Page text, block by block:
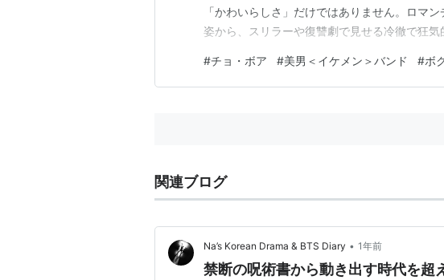
「かわいらしさ」だけではありません。ロマ
姿から、スリラーや復讐劇で見せる冷徹で狂
として成長を続けています。 今回は、そんな
対に見るべきおすすめドラマを年代順に5つ厳
#チョ・ボア #美男＜イケメン＞バンド #ボ
関連ブログ
Na’s Korean Drama & BTS Diary • 1年前
禁断の呪術書から動き出す時代を超